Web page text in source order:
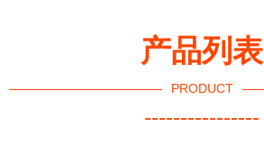
产品列表
PRODUCT
----------------